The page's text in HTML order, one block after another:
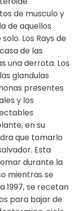
de musculo y
de aquellos
Los Rays de
de las
una derrota. Los
glandulas
presentes
y los
en su
que tomarlo
Esta
durante la
mientras se
1997, se recetan
para bajar de